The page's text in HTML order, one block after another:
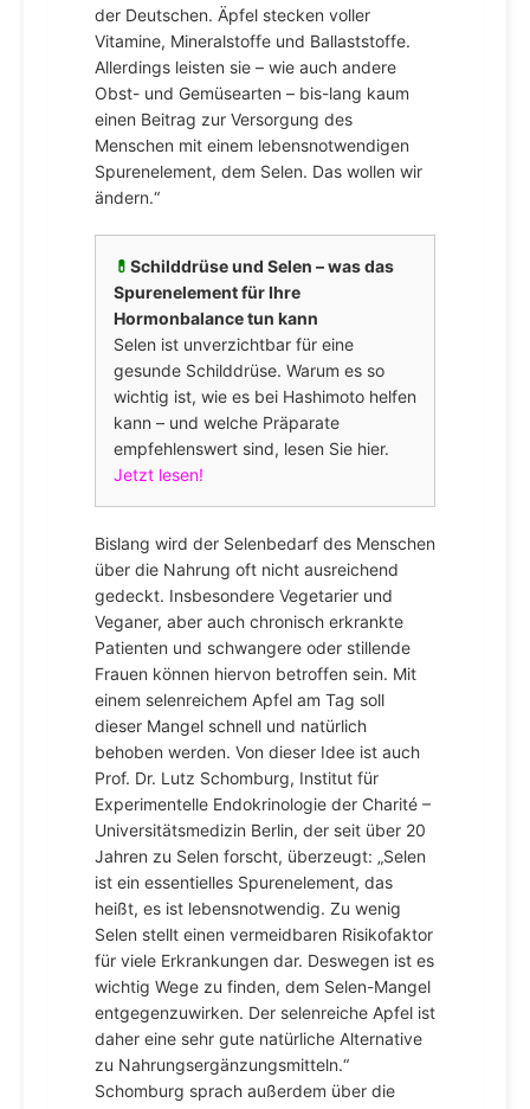
der Deutschen. Äpfel stecken voller
Vitamine, Mineralstoffe und Ballaststoffe.
Allerdings leisten sie – wie auch andere
Obst- und Gemüsearten – bis-lang kaum
einen Beitrag zur Versorgung des
Menschen mit einem lebensnotwendigen
Spurenelement, dem Selen. Das wollen wir
ändern.“
💊 Schilddrüse und Selen – was das
Spurenelement für Ihre
Hormonbalance tun kann
Selen ist unverzichtbar für eine
gesunde Schilddrüse. Warum es so
wichtig ist, wie es bei Hashimoto helfen
kann – und welche Präparate
empfehlenswert sind, lesen Sie hier.
Jetzt lesen!
Bislang wird der Selenbedarf des Menschen
über die Nahrung oft nicht ausreichend
gedeckt. Insbesondere Vegetarier und
Veganer, aber auch chronisch erkrankte
Patienten und schwangere oder stillende
Frauen können hiervon betroffen sein. Mit
einem selenreichem Apfel am Tag soll
dieser Mangel schnell und natürlich
behoben werden. Von dieser Idee ist auch
Prof. Dr. Lutz Schomburg, Institut für
Experimentelle Endokrinologie der Charité –
Universitätsmedizin Berlin, der seit über 20
Jahren zu Selen forscht, überzeugt: „Selen
ist ein essentielles Spurenelement, das
heißt, es ist lebensnotwendig. Zu wenig
Selen stellt einen vermeidbaren Risikofaktor
für viele Erkrankungen dar. Deswegen ist es
wichtig Wege zu finden, dem Selen-Mangel
entgegenzuwirken. Der selenreiche Apfel ist
daher eine sehr gute natürliche Alternative
zu Nahrungsergänzungsmitteln.“
Schomburg sprach außerdem über die